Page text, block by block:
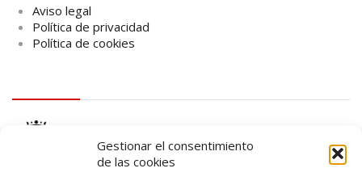
Gestionar el consentimiento
de las cookies
Aviso legal
Política de privacidad
Política de cookies